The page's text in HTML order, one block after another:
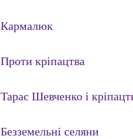
Кармалюк
Проти кріпацтва
Тарас Шевченко і
Безземельні селяни